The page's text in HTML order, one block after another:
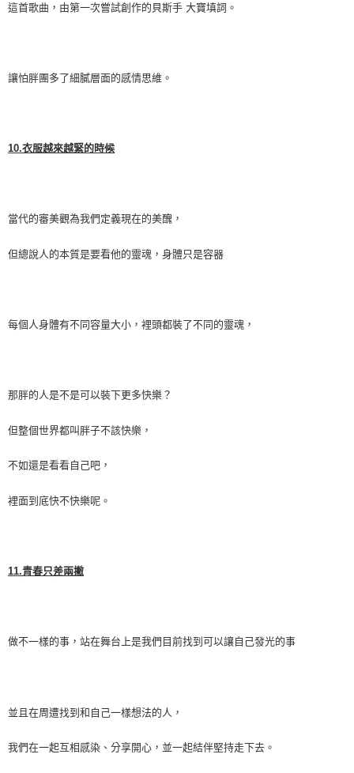
這首歌曲，由第一次嘗試創作的貝斯手 大寶填詞。
讓怕胖團多了細膩層面的感情思維。
10.衣服越來越緊的時候
當代的審美觀為我們定義現在的美醜，
但總說人的本質是要看他的靈魂，身體只是容器
每個人身體有不同容量大小，裡頭都裝了不同的靈魂，
那胖的人是不是可以裝下更多快樂？
但整個世界都叫胖子不該快樂，
不如還是看看自己吧，
裡面到底快不快樂呢。
11.青春只差兩撇
做不一樣的事，站在舞台上是我們目前找到可以讓自己發光的事
並且在周遭找到和自己一樣想法的人，
我們在一起互相感染、分享開心，並一起結伴堅持走下去。